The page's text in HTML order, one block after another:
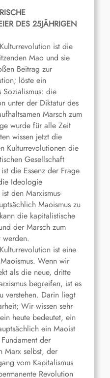
DES 25JÄHRIGEN
ist die
Mao und sie
Beitrag zur
löste ein
Sozialismus: die
unter der Diktatur des
Marsch zum
wurde für alle Zeit
wissen jetzt die
Kulturrevolutionen die
Gesellschaft
die Essenz der Frage
Ideologie
den Marxismus-
Maoismus zu
die kapitalistische
der Marsch zum
werden.
ist eine
Wenn wir
als die neue, dritte
begreifen, ist es
verstehen. Darin liegt
Wir wissen sehr
heute bedeutet, ein
ein Maoist
der
Marx selbst, der
vom Kapitalismus
Revolution